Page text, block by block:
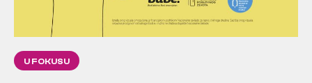
U FOKUSU